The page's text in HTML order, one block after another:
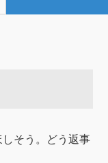
そう。どう返事